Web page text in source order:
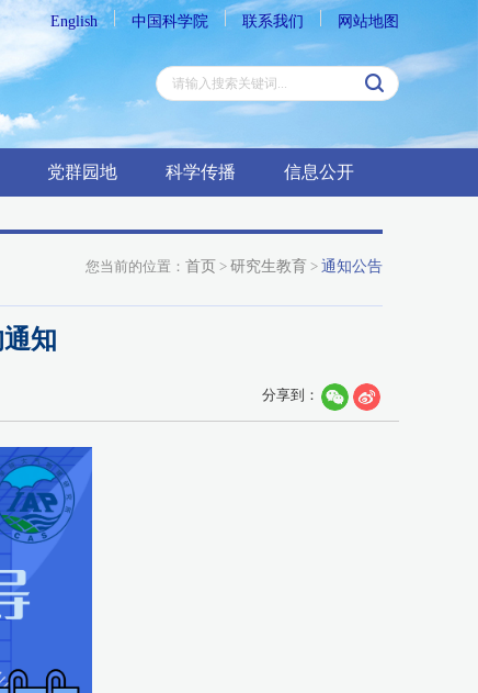
English 中国科学院 联系我们 网站地图
党群园地 科学传播 信息公开
您当前的位置： 首页 > 研究生教育 > 通知公告
知
分享到：